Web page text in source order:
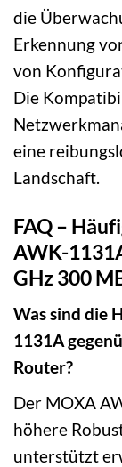
die
Erkennung
von
Die
eine
Landschaft.
FAQ –
AWK-
GHz 300
Was sind die
1131A
Router?
Der MOXA
höhere
unterstützt